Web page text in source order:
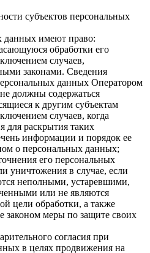
субъектов персональных
данных имеют право:
обработки его
случаев,
законами. Сведения
данных Оператором
должны содержаться
к другим субъектам
случаев, когда
для раскрытия таких
информации и порядок ее
о персональных данных;
его персональных
уничтожения в случае, если
неполными, устаревшими,
или не являются
цели обработки, а также
законом меры по защите своих
согласия при
в целях продвижения на